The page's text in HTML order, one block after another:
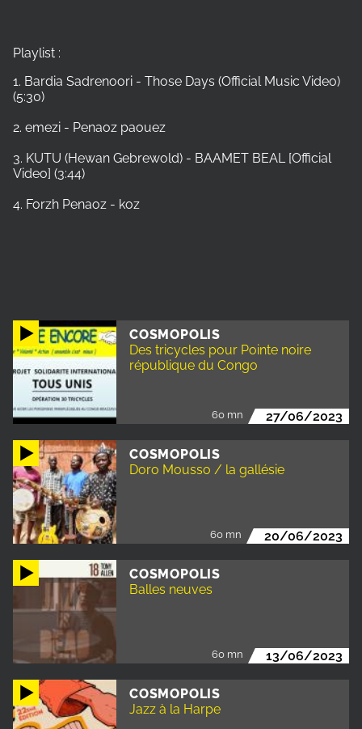
COSMOPOLIS
Des tricycles pour Pointe noire
république du Congo
60 mn 27/06/2023
COSMOPOLIS
Doro Mousso / la gallésie
60 mn 20/06/2023
COSMOPOLIS
Balles neuves
60 mn 13/06/2023
COSMOPOLIS
Jazz à la Harpe
Playlist :
1. Bardia Sadrenoori - Those Days (Official Music Video)
(5:30)
2. emezi - Penaoz paouez
3. KUTU (Hewan Gebrewold) - BAAMET BEAL [Official
Video] (3:44)
4. Forzh Penaoz - koz